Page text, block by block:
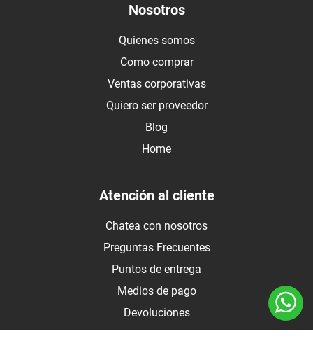
Nosotros
Quienes somos
Como comprar
Ventas corporativas
Quiero ser proveedor
Blog
Home
Atención al cliente
Chatea con nosotros
Preguntas Frecuentes
Puntos de entrega
Medios de pago
Devoluciones
Contáctanos